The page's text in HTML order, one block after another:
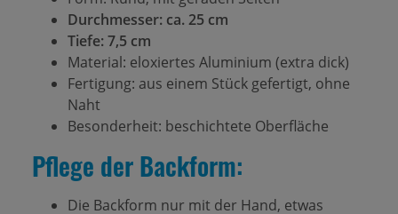
Durchmesser: ca. 25 cm
Tiefe: 7,5 cm
Material: eloxiertes Aluminium (extra dick)
Fertigung: aus einem Stück gefertigt, ohne
Naht
Besonderheit: beschichtete Oberfläche
Pflege der Backform:
Die Backform nur mit der Hand, etwas